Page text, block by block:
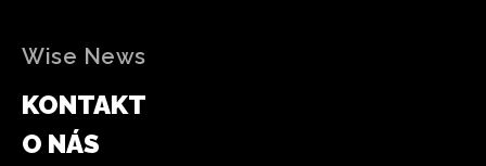
Wise News
KONTAKT
O NÁS